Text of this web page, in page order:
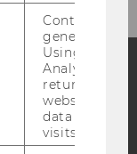
Blog
Contains a
generated
Using this
Analytics can
returning
website and
data from
visits.